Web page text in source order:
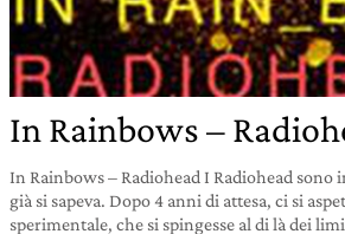
In Rainbows –
In Rainbows – Radiohead I Radiohead sono
già si sapeva. Dopo 4 anni di attesa, ci si
sperimentale, che si spingesse al di là dei